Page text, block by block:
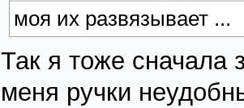
моя их развязывает ...
Так я тоже сначала
меня ручки